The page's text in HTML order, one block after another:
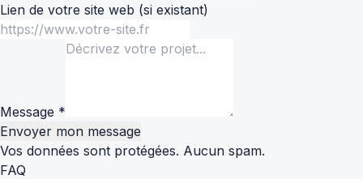
Lien de votre site web (si existant)
Message *
Envoyer mon message
Vos données sont protégées. Aucun spam.
FAQ